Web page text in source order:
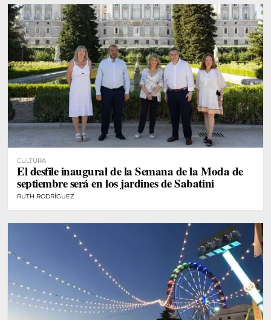
CULTURA
El desfile inaugural de la Semana de la Moda de
septiembre será en los jardines de Sabatini
RUTH RODRÍGUEZ